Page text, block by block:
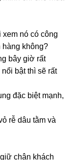
nó có công
hàng không?
bây giờ rất
bật thì sẽ rất
đặc biệt mạnh,
rễ dâu tằm và
chân khách